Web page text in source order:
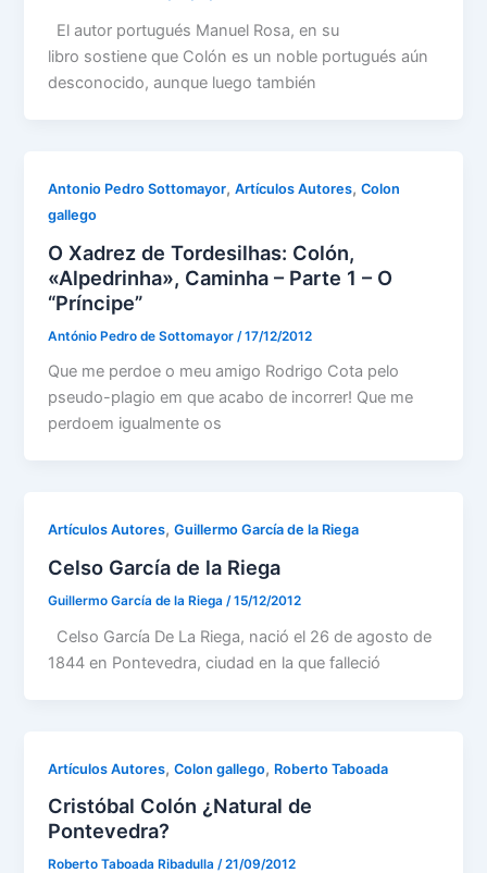
El autor portugués Manuel Rosa, en su
libro sostiene que Colón es un noble portugués aún
desconocido, aunque luego también
Antonio Pedro Sottomayor,Artículos Autores,Colon
gallego
O Xadrez de Tordesilhas: Colón,
«Alpedrinha», Caminha – Parte 1 – O
“Príncipe”
António Pedro de Sottomayor /17/12/2012
Que me perdoe o meu amigo Rodrigo Cota pelo
pseudo-plagio em que acabo de incorrer! Que me
perdoem igualmente os
Artículos Autores,Guillermo García de la Riega
Celso García de la Riega
Guillermo García de la Riega/15/12/2012
Celso García De La Riega, nació el 26 de agosto de
1844 en Pontevedra, ciudad en la que falleció
Artículos Autores,Colon gallego, Roberto Taboada
Cristóbal Colón ¿Natural de
Pontevedra?
Roberto Taboada Ribadulla/21/09/2012